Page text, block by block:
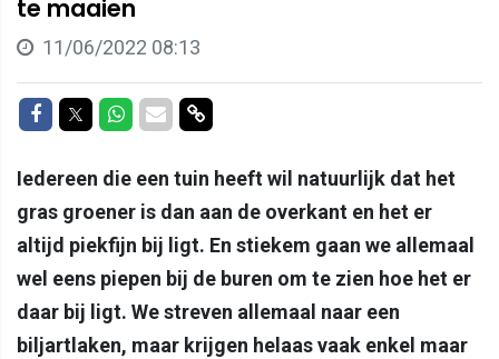
te maaien
11/06/2022 08:13
Delen op Facebook
Delen op Twitter
Delen op Whatsapp
Delen via Mail
Delen via link
Iedereen die een tuin heeft wil natuurlijk dat het
gras groener is dan aan de overkant en het er
altijd piekfijn bij ligt. En stiekem gaan we allemaal
wel eens piepen bij de buren om te zien hoe het er
daar bij ligt. We streven allemaal naar een
biljartlaken, maar krijgen helaas vaak enkel maar